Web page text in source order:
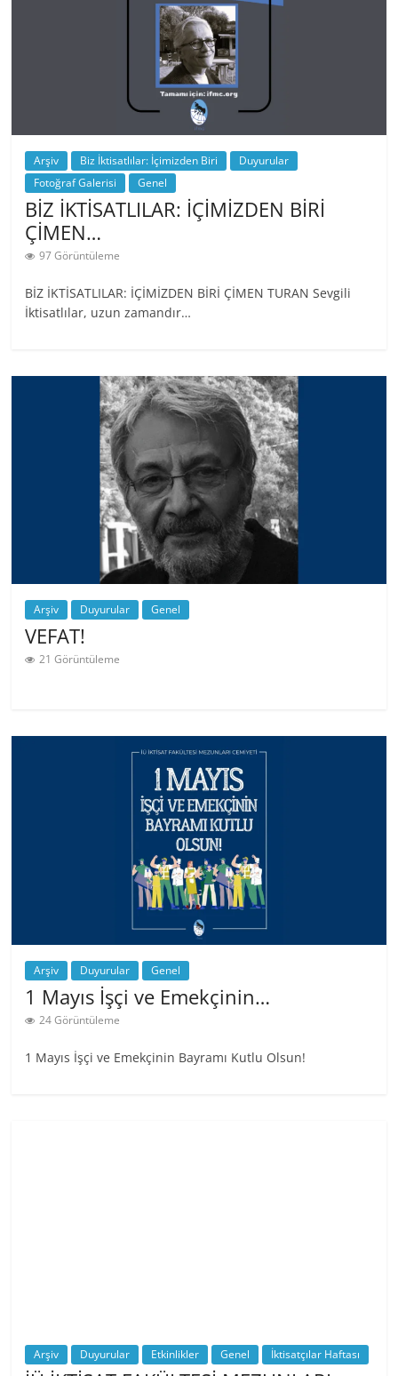
Arşiv Biz İktisatlılar: İçimizden Biri
Duyurular
Fotoğraf Galerisi
Genel
BİZ İKTİSATLILAR: İÇİMİZDEN BİRİ
ÇİMEN…
97 Görüntüleme
BİZ İKTİSATLILAR: İÇİMİZDEN BİRİ ÇİMEN TURAN Sevgili
İktisatlılar, uzun zamandır…
Arşiv Duyurular Genel
VEFAT!
21 Görüntüleme
Arşiv Duyurular Genel
1 Mayıs İşçi ve Emekçinin…
24 Görüntüleme
1 Mayıs İşçi ve Emekçinin Bayramı Kutlu Olsun!
Arşiv Duyurular Etkinlikler Genel İktisatçılar Haftası